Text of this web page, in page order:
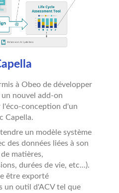
à Obeo de développer
un nouvel add-on
conception d'un
Capella.
un modèle système
des données liées à son
matières,
durées de vie, etc...).
être exporté
un outil d'ACV tel que